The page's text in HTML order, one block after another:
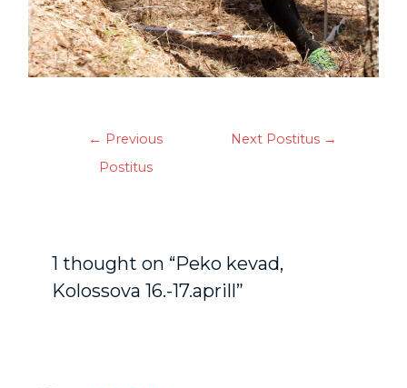
← Previous
Postitus
Next Postitus →
1 thought on “Peko kevad,
Kolossova 16.-17.aprill”